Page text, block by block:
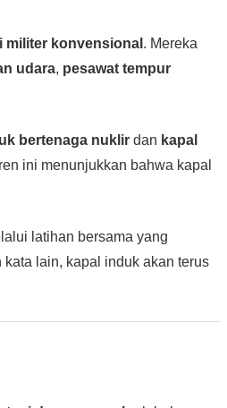
militer konvensional . Mereka
udara, pesawat tempur
bertenaga nuklir dan kapal
ini menunjukkan bahwa kapal
latihan bersama yang
kata lain, kapal induk akan terus